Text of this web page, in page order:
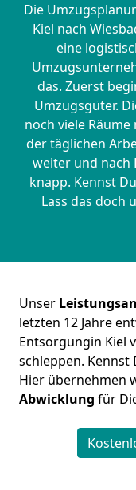
Die
Kiel nach
eine
das. Zuerst
Umzugsgüter.
noch viele
der täglichen
weiter und nach
knapp. Kennst
Lass das doch
Unser
letzten 12 Jahre
Entsorgungin Kiel
schleppen. Kennst
Hier übernehmen
Abwicklung für